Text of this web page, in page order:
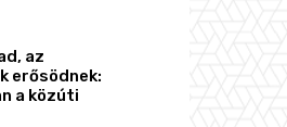
az
erősödnek:
a közúti